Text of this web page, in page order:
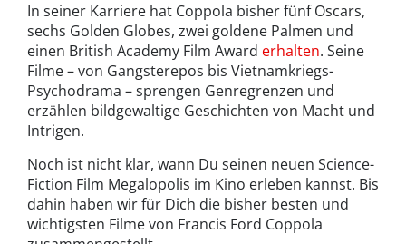
In seiner Karriere hat Coppola bisher fünf Oscars,
sechs Golden Globes, zwei goldene Palmen und
einen British Academy Film Award erhalten. Seine
Filme – von Gangsterepos bis Vietnamkriegs-
Psychodrama – sprengen Genregrenzen und
erzählen bildgewaltige Geschichten von Macht und
Intrigen.
Noch ist nicht klar, wann Du seinen neuen Science-
Fiction Film Megalopolis im Kino erleben kannst. Bis
dahin haben wir für Dich die bisher besten und
wichtigsten Filme von Francis Ford Coppola